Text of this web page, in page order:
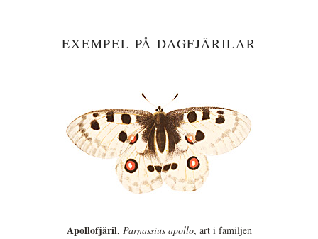
EXEMPEL PÅ DAGFJÄRILAR
Apollofjäril, Parnassius apollo, art i familjen